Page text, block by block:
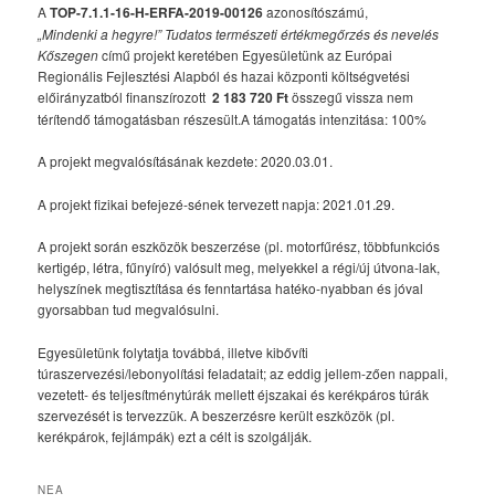
ATOP-7.1.1-16-H-ERFA-2019-00126azonosítószámú,
„Mindenki a hegyre!” Tudatos természeti értékmegőrzés és nevelés
Kőszegencímű projekt keretében Egyesületünk az Európai
Regionális Fejlesztési Alapból és hazai központi költségvetési
előirányzatból finanszírozott2 183 720 Ftösszegű vissza nem
térítendő támogatásban részesült.A támogatás intenzitása: 100%
A projekt megvalósításának kezdete: 2020.03.01.
A projekt fizikai befejezé-sének tervezett napja: 2021.01.29.
A projekt során eszközök beszerzése (pl. motorfűrész, többfunkciós
kertigép, létra, fűnyíró) valósult meg, melyekkel a régi/új útvona-lak,
helyszínek megtisztítása és fenntartása hatéko-nyabban és jóval
gyorsabban tud megvalósulni.
Egyesületünk folytatja továbbá, illetve kibővíti
túraszervezési/lebonyolítási feladatait; az eddig jellem-zően nappali,
vezetett- és teljesítménytúrák mellett éjszakai és kerékpáros túrák
szervezését is tervezzük. A beszerzésre került eszközök (pl.
kerékpárok, fejlámpák) ezt a célt is szolgálják.
NEA